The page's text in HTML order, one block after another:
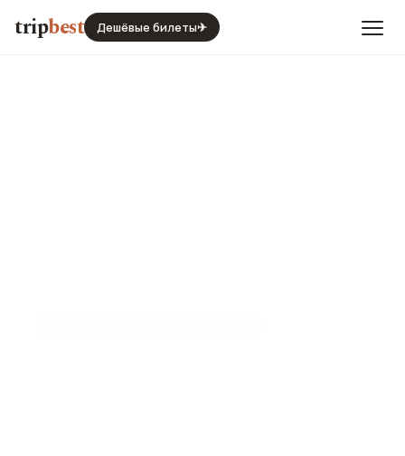
tripbest Дешёвые билеты✈